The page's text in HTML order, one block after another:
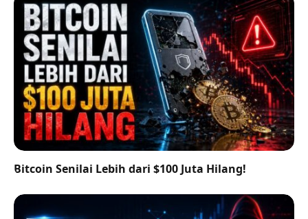
Bitcoin Senilai Lebih dari $100 Juta Hilang!